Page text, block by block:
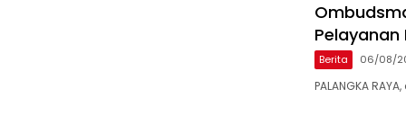
Pelayanan
Berita 06/08/
PALANGKA